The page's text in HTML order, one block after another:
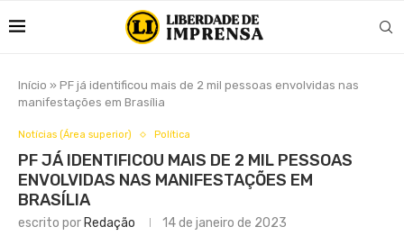
Início » PF já identificou mais de 2 mil pessoas envolvidas nas
manifestações em Brasília
Notícias (Área superior) Política
PF JÁ IDENTIFICOU MAIS DE 2 MIL PESSOAS
ENVOLVIDAS NAS MANIFESTAÇÕES EM
BRASÍLIA
escrito por Redação 14 de janeiro de 2023